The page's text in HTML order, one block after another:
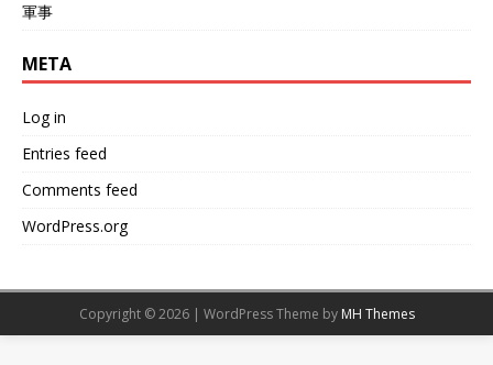
軍事
META
Log in
Entries feed
Comments feed
WordPress.org
Copyright © 2026 | WordPress Theme by MH Themes